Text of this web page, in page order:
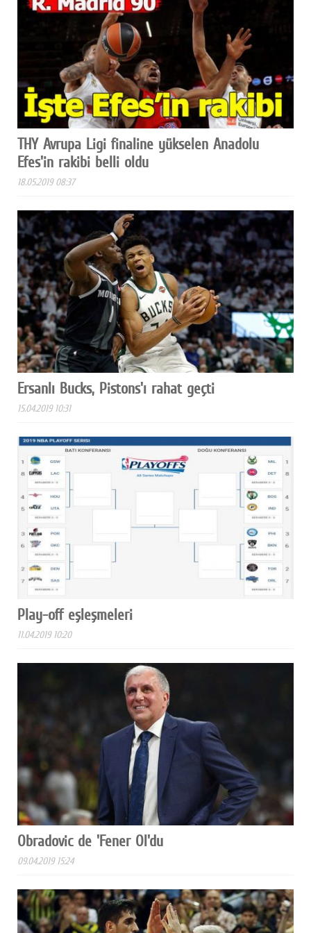
THY Avrupa Ligi finaline yükselen Anadolu
Efes'in rakibi belli oldu
18.05.2019 08:37
Ersanlı Bucks, Pistons'ı rahat geçti
15.04.2019 10:31
Play-off eşleşmeleri
11.04.2019 10:20
Obradovic de 'Fener Ol'du
09.04.2019 15:24